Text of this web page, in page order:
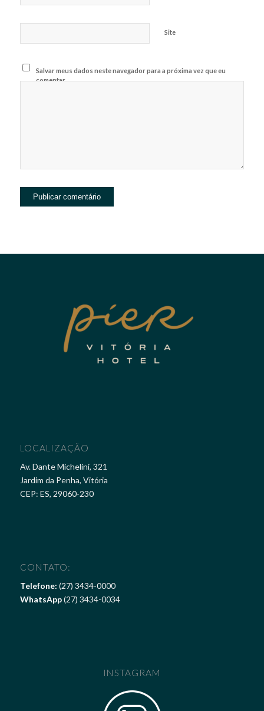
Site
Salvar meus dados neste navegador para a próxima vez que eu
comentar.
LOCALIZAÇÃO
Av. Dante Michelini, 321
Jardim da Penha, Vitória
CEP: ES, 29060-230
CONTATO:
Telefone: (27) 3434-0000
WhatsApp(27) 3434-0034
INSTAGRAM